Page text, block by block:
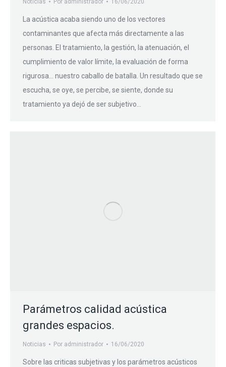
Noticias Por administrador 16/06/2020
La acústica acaba siendo uno de los vectores
contaminantes que afecta más directamente a las
personas. El tratamiento, la gestión, la atenuación, el
cumplimiento de valor límite, la evaluación de forma
rigurosa… nuestro caballo de batalla. Un resultado que se
escucha, se oye, se percibe, se siente, donde su
tratamiento ya dejó de ser subjetivo…
Parámetros calidad acústica
grandes espacios.
Noticias Por administrador 16/06/2020
Sobre las criticas subjetivas y los parámetros acústicos